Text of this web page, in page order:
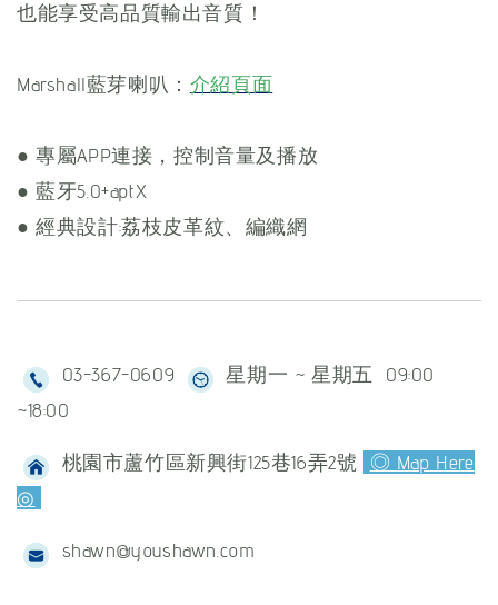
也能享受高品質輸出音質！
Marshall藍芽喇叭： 介紹頁面
● 專屬APP連接，控制音量及播放
● 藍牙5.0+aptX
● 經典設計:荔枝皮革紋、編織網
03-367-0609
星期一 ~ 星期五 09:00
~18:00
桃園市蘆竹區新興街125巷16弄2號
◎ Map Here
◎
shawn@youshawn.com